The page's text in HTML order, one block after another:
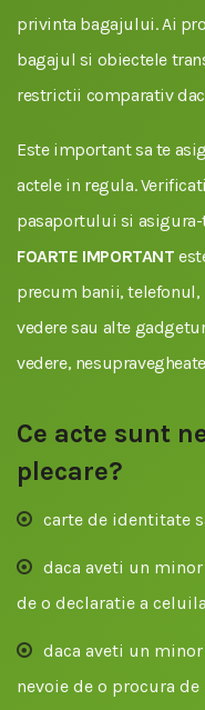
privinta bagajului. Ai
bagajul si obiectele
restrictii comparativ
Este important sa te
actele in regula.
pasaportului si asigura-
FOARTE IMPORTANT
precum banii,
vedere sau alte
vedere,
Ce acte sunt
plecare?
carte de identitate
daca aveti un
de o declaratie a
daca aveti un
nevoie de o procura